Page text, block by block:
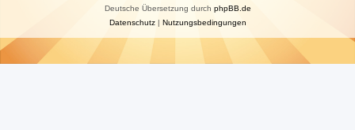
Deutsche Übersetzung durch phpBB.de
Datenschutz| Nutzungsbedingungen